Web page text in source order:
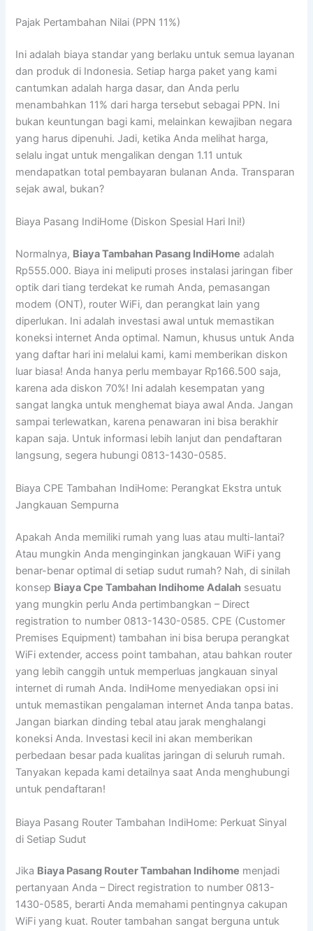
Pajak Pertambahan Nilai (PPN 11%)
Ini adalah biaya standar yang berlaku untuk semua layanan
dan produk di Indonesia. Setiap harga paket yang kami
cantumkan adalah harga dasar, dan Anda perlu
menambahkan 11% dari harga tersebut sebagai PPN. Ini
bukan keuntungan bagi kami, melainkan kewajiban negara
yang harus dipenuhi. Jadi, ketika Anda melihat harga,
selalu ingat untuk mengalikan dengan 1.11 untuk
mendapatkan total pembayaran bulanan Anda. Transparan
sejak awal, bukan?
Biaya Pasang IndiHome (Diskon Spesial Hari Ini!)
Normalnya, Biaya Tambahan Pasang IndiHome adalah
Rp555.000. Biaya ini meliputi proses instalasi jaringan fiber
optik dari tiang terdekat ke rumah Anda, pemasangan
modem (ONT), router WiFi, dan perangkat lain yang
diperlukan. Ini adalah investasi awal untuk memastikan
koneksi internet Anda optimal. Namun, khusus untuk Anda
yang daftar hari ini melalui kami, kami memberikan diskon
luar biasa! Anda hanya perlu membayar Rp166.500 saja,
karena ada diskon 70%! Ini adalah kesempatan yang
sangat langka untuk menghemat biaya awal Anda. Jangan
sampai terlewatkan, karena penawaran ini bisa berakhir
kapan saja. Untuk informasi lebih lanjut dan pendaftaran
langsung, segera hubungi 0813-1430-0585.
Biaya CPE Tambahan IndiHome: Perangkat Ekstra untuk
Jangkauan Sempurna
Apakah Anda memiliki rumah yang luas atau multi-lantai?
Atau mungkin Anda menginginkan jangkauan WiFi yang
benar-benar optimal di setiap sudut rumah? Nah, di sinilah
konsep Biaya Cpe Tambahan Indihome Adalah sesuatu
yang mungkin perlu Anda pertimbangkan – Direct
registration to number 0813-1430-0585. CPE (Customer
Premises Equipment) tambahan ini bisa berupa perangkat
WiFi extender, access point tambahan, atau bahkan router
yang lebih canggih untuk memperluas jangkauan sinyal
internet di rumah Anda. IndiHome menyediakan opsi ini
untuk memastikan pengalaman internet Anda tanpa batas.
Jangan biarkan dinding tebal atau jarak menghalangi
koneksi Anda. Investasi kecil ini akan memberikan
perbedaan besar pada kualitas jaringan di seluruh rumah.
Tanyakan kepada kami detailnya saat Anda menghubungi
untuk pendaftaran!
Biaya Pasang Router Tambahan IndiHome: Perkuat Sinyal
di Setiap Sudut
Jika Biaya Pasang Router Tambahan Indihome menjadi
pertanyaan Anda – Direct registration to number 0813-
1430-0585, berarti Anda memahami pentingnya cakupan
WiFi yang kuat. Router tambahan sangat berguna untuk